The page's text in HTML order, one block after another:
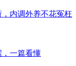
内调外养不花冤枉
一篇看懂